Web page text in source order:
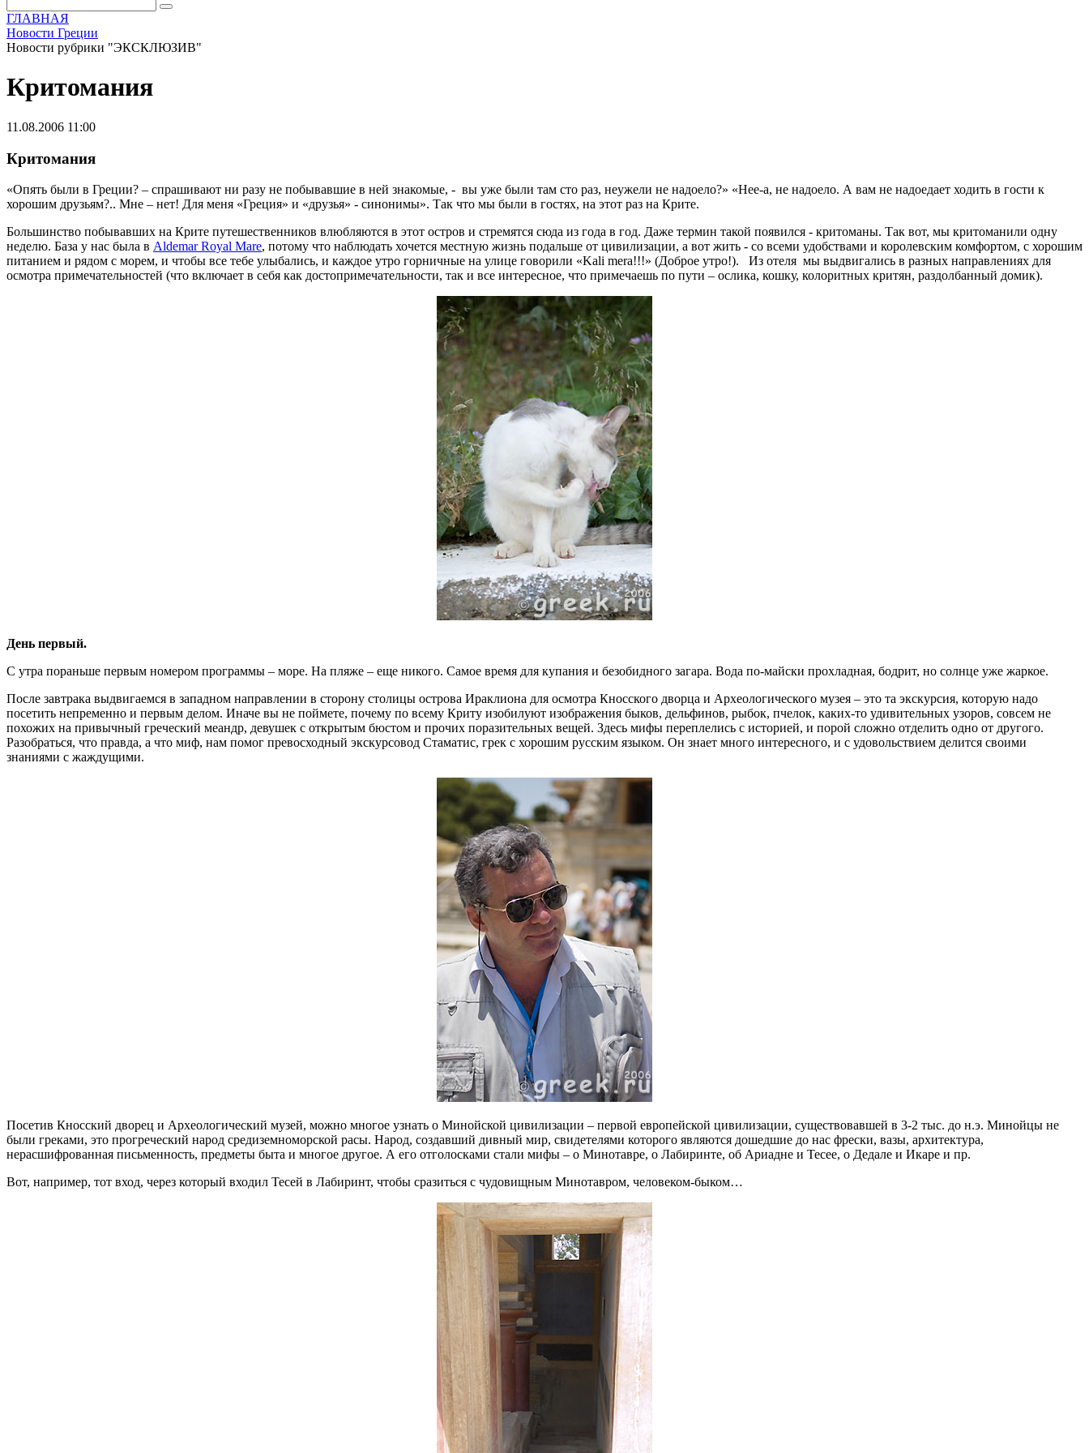
ГЛАВНАЯ
Новости Греции
Новости рубрики "ЭКСКЛЮЗИВ"
Критомания
11.08.2006 11:00
Критомания
«Опять были в Греции? – спрашивают ни разу не побывавшие в ней знакомые, - вы уже были там сто раз, неужели не надоело?» «Нее-а, не надоело. А вам не надоедает ходить в гости к
хорошим друзьям?.. Мне – нет! Для меня «Греция» и «друзья» - синонимы». Так что мы были в гостях, на этот раз на Крите.
Большинство побывавших на Крите путешественников влюбляются в этот остров и стремятся сюда из года в год. Даже термин такой появился - критоманы. Так вот, мы критоманили одну
неделю. База у нас была в Aldemar Royal Mare, потому что наблюдать хочется местную жизнь подальше от цивилизации, а вот жить - со всеми удобствами и королевским комфортом, с хорошим
питанием и рядом с морем, и чтобы все тебе улыбались, и каждое утро горничные на улице говорили «Kali mera!!!» (Доброе утро!). Из отеля мы выдвигались в разных направлениях для
осмотра примечательностей (что включает в себя как достопримечательности, так и все интересное, что примечаешь по пути – ослика, кошку, колоритных критян, раздолбанный домик).
День первый.
С утра пораньше первым номером программы – море. На пляже – еще никого. Самое время для купания и безобидного загара. Вода по-майски прохладная, бодрит, но солнце уже жаркое.
После завтрака выдвигаемся в западном направлении в сторону столицы острова Ираклиона для осмотра Кносского дворца и Археологического музея – это та экскурсия, которую надо
посетить непременно и первым делом. Иначе вы не поймете, почему по всему Криту изобилуют изображения быков, дельфинов, рыбок, пчелок, каких-то удивительных узоров, совсем не
похожих на привычный греческий меандр, девушек с открытым бюстом и прочих поразительных вещей. Здесь мифы переплелись с историей, и порой сложно отделить одно от другого.
Разобраться, что правда, а что миф, нам помог превосходный экскурсовод Стаматис, грек с хорошим русским языком. Он знает много интересного, и с удовольствием делится своими
знаниями с жаждущими.
Посетив Кносский дворец и Археологический музей, можно многое узнать о Минойской цивилизации – первой европейской цивилизации, существовавшей в 3-2 тыс. до н.э. Минойцы не
были греками, это прогреческий народ средиземноморской расы. Народ, создавший дивный мир, свидетелями которого являются дошедшие до нас фрески, вазы, архитектура,
нерасшифрованная письменность, предметы быта и многое другое. А его отголосками стали мифы – о Минотавре, о Лабиринте, об Ариадне и Тесее, о Дедале и Икаре и пр.
Вот, например, тот вход, через который входил Тесей в Лабиринт, чтобы сразиться с чудовищным Минотавром, человеком-быком…